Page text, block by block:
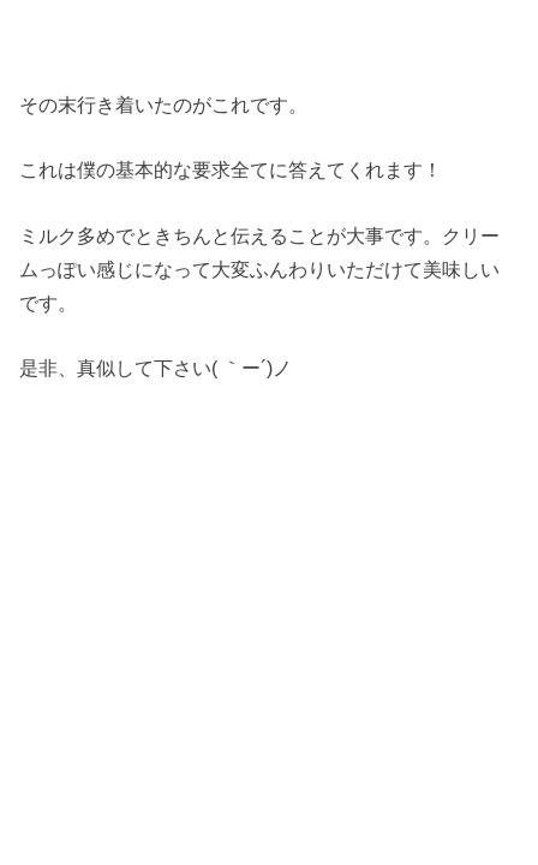
その末行き着いたのがこれです。
これは僕の基本的な要求全てに答えてくれます！
ミルク多めでときちんと伝えることが大事です。クリー
ムっぽい感じになって大変ふんわりいただけて美味しい
です。
是非、真似して下さい( ｀ー´)ノ